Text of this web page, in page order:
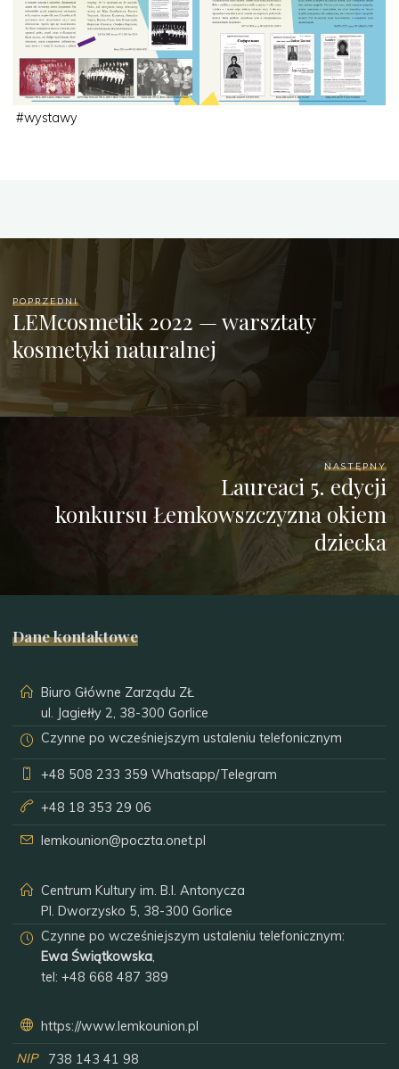
#wystawy
POPRZEDNI
LEMcosmetik 2022 — warsztaty
kosmetyki naturalnej
NASTĘPNY
Laureaci 5. edycji
konkursu Łemkowszczyzna okiem
dziecka
Dane kontaktowe
Biuro Główne Zarządu ZŁ
ul. Jagiełły 2, 38-300 Gorlice
Czynne po wcześniejszym ustaleniu telefonicznym
+48 508 233 359 Whatsapp/Telegram
+48 18 353 29 06
lemkounion@poczta.onet.pl
Centrum Kultury im. B.I. Antonycza
Pl. Dworzysko 5, 38-300 Gorlice
Czynne po wcześniejszym ustaleniu telefonicznym:
Ewa Świątkowska,
tel:+48 668 487 389
https://www.lemkounion.pl
NIP
738 143 41 98